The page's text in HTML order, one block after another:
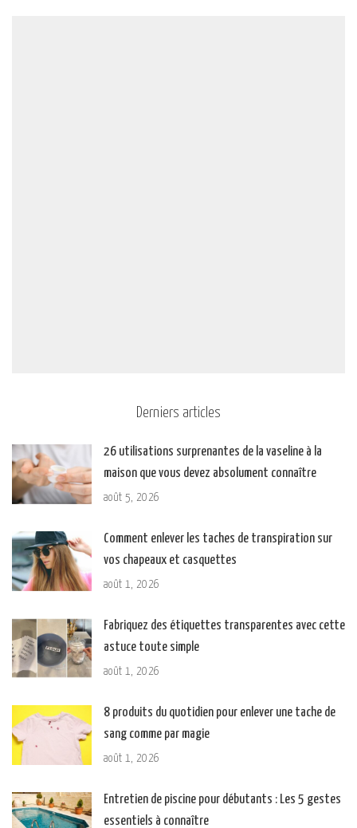
Derniers articles
26 utilisations surprenantes de la vaseline à la
maison que vous devez absolument connaître
août 5, 2026
Comment enlever les taches de transpiration sur
vos chapeaux et casquettes
août 1, 2026
Fabriquez des étiquettes transparentes avec cette
astuce toute simple
août 1, 2026
8 produits du quotidien pour enlever une tache de
sang comme par magie
août 1, 2026
Entretien de piscine pour débutants : Les 5 gestes
essentiels à connaître